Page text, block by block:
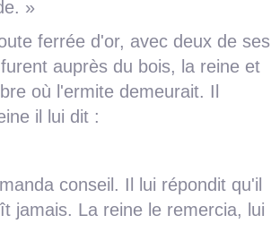
»
ferrée d'or, avec deux de ses
auprès du bois, la reine et
où l'ermite demeurait. Il
il lui dit :
conseil. Il lui répondit qu'il
jamais. La reine le remercia, lui